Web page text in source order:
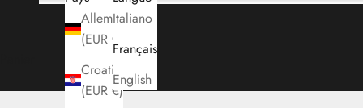
Allemagne
(EUR €)
Croatie
(EUR €)
Italiano
Français
English